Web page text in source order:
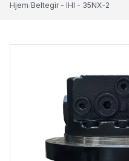
Hjem/Beltegir - IHI - 35NX-2